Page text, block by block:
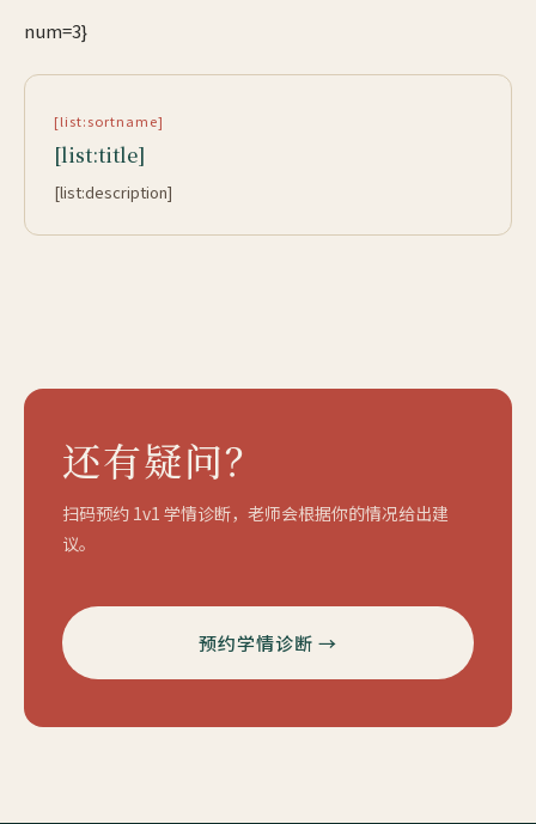
num=3}
[list:sortname]
[list:title]
[list:description]
还有疑问？
扫码预约 1v1 学情诊断，老师会根据你的情况给出建
议。
预约学情诊断 →